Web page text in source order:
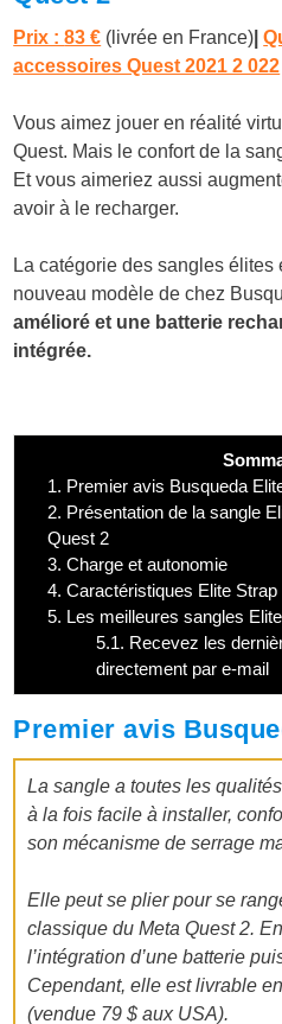
Prix :83 € (livrée en France)
accessoires Quest 2021 2 022
Vous aimez jouer en réalité
Quest. Mais le confort de la
Et vous aimeriez aussi
avoir à le recharger.
La catégorie des sangles élites
nouveau modèle de chez
amélioré et une batterie
intégrée.
1. Premier avis Busqueda
2. Présentation de la sangle
Quest 2
3. Charge et autonomie
4. Caractéristiques Elite Strap
5. Les meilleures sangles
5.1. Recevez les
directement par e-mail
Premier avis
La sangle a toutes les
à la fois facile à installer,
son mécanisme de serrage
Elle peut se plier pour se
classique du Meta Quest 2.
l’intégration d’une batterie
Cependant, elle est livrable
(vendue 79 $ aux USA).